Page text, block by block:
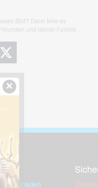
Bild? Dann teile es
und deiner Familie.
downloaden
×